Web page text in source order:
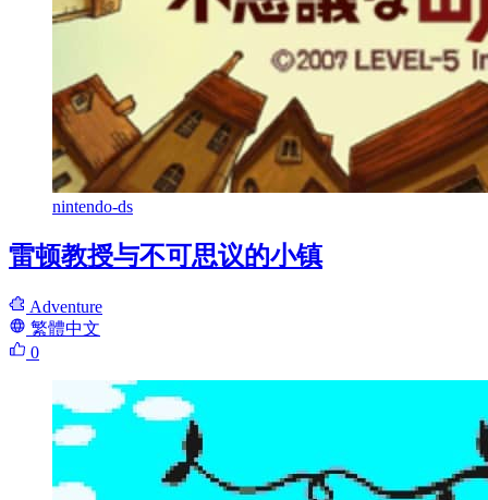
nintendo-ds
雷顿教授与不可思议的小镇
Adventure
繁體中文
0